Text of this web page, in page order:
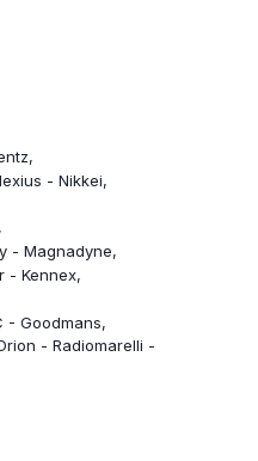
- Nikkei
- Magnadyne
- Kennex
- Goodmans
- Radiomarelli -